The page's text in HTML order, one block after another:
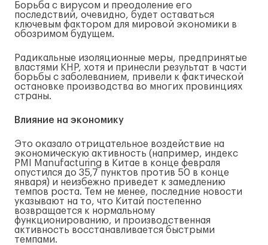
Борьба с вирусом и преодоление его
последствий, очевидно, будет оставаться
ключевым фактором для мировой экономики в
обозримом будущем.
Радикальные изоляционные меры, предпринятые
властями КНР, хотя и принесли результат в части
борьбы с заболеванием, привели к фактической
остановке производства во многих провинциях
страны.
Влияние на экономику
Это оказало отрицательное воздействие на
экономическую активность (например, индекс
PMI Manufacturing в Китае в конце февраля
опустился до 35,7 пунктов против 50 в конце
января) и неизбежно приведет к замедлению
темпов роста. Тем не менее, последние новости
указывают на то, что Китай постепенно
возвращается к нормальному
функционированию, и производственная
активность восстанавливается быстрыми
темпами.